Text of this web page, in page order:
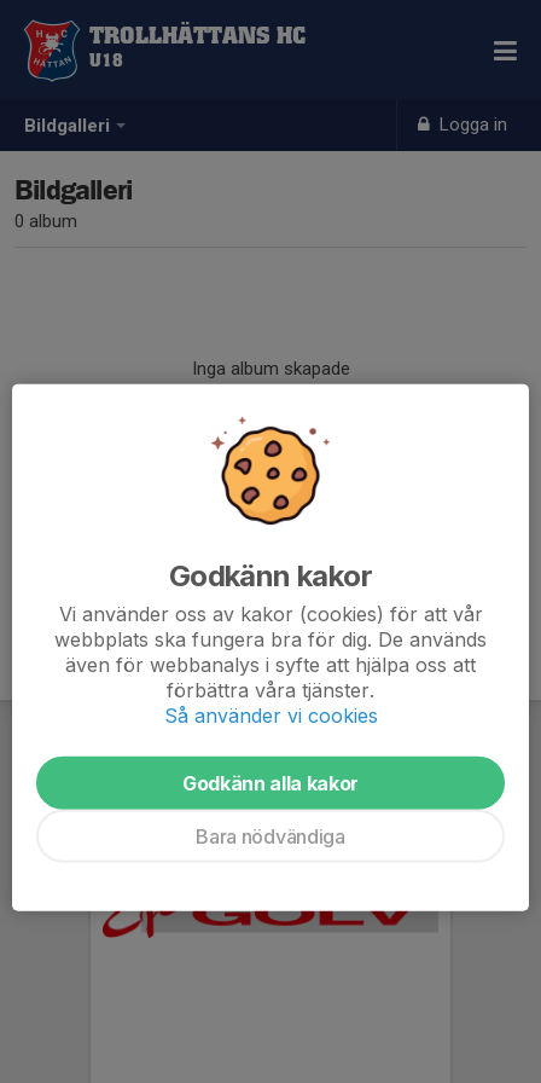
Bildgalleri Logga in
TROLLHÄTTANS HC
U18
Bildgalleri
0 album
Inga album skapade
Godkänn kakor
Vi använder oss av kakor (cookies) för att vår
webbplats ska fungera bra för dig. De används
även för webbanalys i syfte att hjälpa oss att
förbättra våra tjänster.
Så använder vi cookies
Godkänn alla kakor
Bara nödvändiga